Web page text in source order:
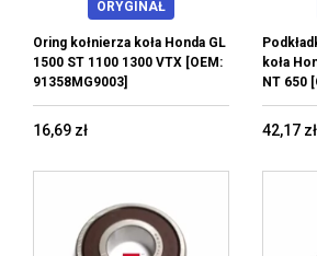
ORYGINAŁ
Oring kołnierza koła Honda GL
1500 ST 1100 1300 VTX [OEM:
91358MG9003]
16,69 zł
koła
NT 650
42,17 zł